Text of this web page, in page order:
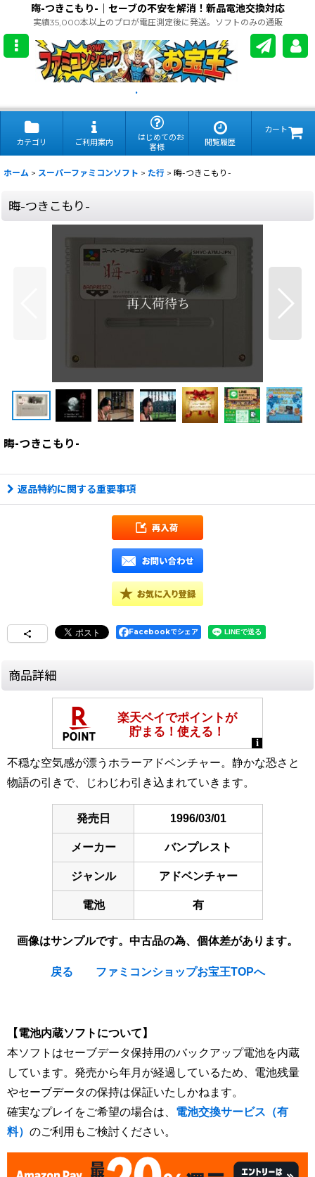
晦-つきこもり-｜セーブの不安を解消！新品電池交換対応
実績35,000本以上のプロが電圧測定後に発送。ソフトのみの通販
.
カテゴリ ご利用案内
はじめてのお
客様
閲覧履歴
カート
ホーム > スーパーファミコンソフト > た行 > 晦-つきこもり-
晦-つきこもり-
晦-つきこもり-
返品特約に関する重要事項
Facebookでシェア
商品詳細
不穏な空気感が漂うホラーアドベンチャー。静かな恐さと
物語の引きで、じわじわ引き込まれていきます。
発売日 1996/03/01
メーカー バンプレスト
ジャンル アドベンチャー
電池 有
画像はサンプルです。中古品の為、個体差があります。
戻る ファミコンショップお宝王TOPへ
【電池内蔵ソフトについて】
本ソフトはセーブデータ保持用のバックアップ電池を内蔵
しています。発売から年月が経過しているため、電池残量
やセーブデータの保持は保証いたしかねます。
確実なプレイをご希望の場合は、 電池交換サービス（有
料） のご利用もご検討ください。